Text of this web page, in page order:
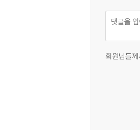
회원님들